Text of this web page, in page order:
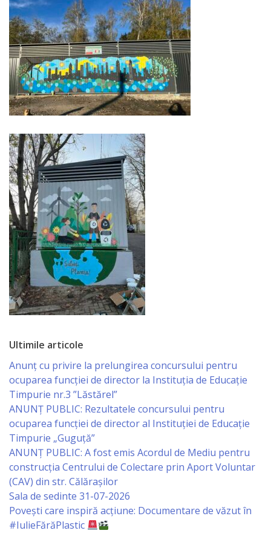
Serviciul
Juridic
Serviciul
în
Regimului
Funciar
Serviciul
Relaţii
cu
Publicul
Specialist
în
Construcţii,
Gospodărie
Comunală
şi
Drumuri
Specialist
în
Problemele
Antreprenoriat,
Ultimile articole
Anunț cu privire la prelungirea concursului pentru
ocuparea funcţiei de director la Instituția de Educație
Timpurie nr.3 ”Lăstărel”
ANUNȚ PUBLIC: Rezultatele concursului pentru
ocuparea funcției de director al Instituției de Educație
Timpurie „Guguță”
ANUNȚ PUBLIC: A fost emis Acordul de Mediu pentru
construcția Centrului de Colectare prin Aport Voluntar
(CAV) din str. Călărașilor
Sala de sedinte 31-07-2026
Povești care inspiră acțiune: Documentare de văzut în
#IulieFărăPlastic